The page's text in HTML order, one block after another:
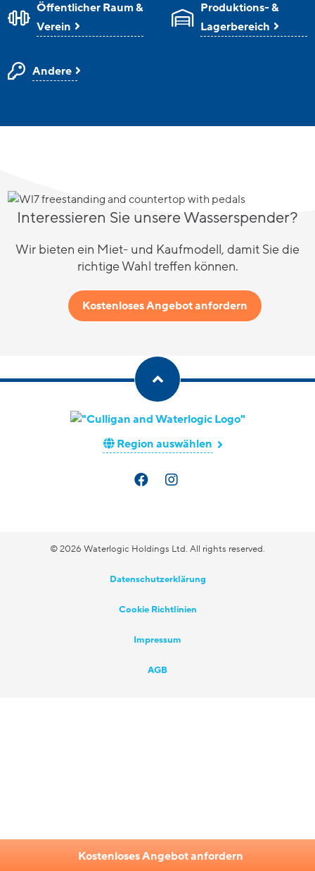
Öffentlicher Raum &
Verein
Produktions- &
Lagerbereich
Andere
Interessieren Sie unsere Wasserspender?
Wir bieten ein Miet- und Kaufmodell, damit Sie die
richtige Wahl treffen können.
Kostenloses Angebot anfordern
Region auswählen
© 2026 Waterlogic Holdings Ltd. All rights reserved.
Datenschutzerklärung
Cookie Richtlinien
Impressum
AGB
Kostenloses Angebot anfordern